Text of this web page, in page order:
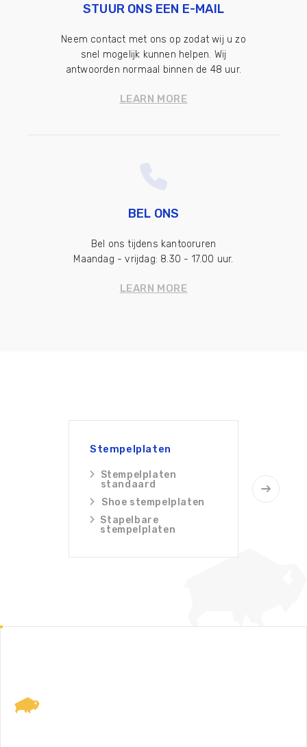
STUUR ONS EEN E-MAIL
Neem contact met ons op zodat wij u zo
snel mogelijk kunnen helpen. Wij
antwoorden normaal binnen de 48 uur.
LEARN MORE
BEL ONS
Bel ons tijdens kantooruren
Maandag - vrijdag: 8.30 - 17.00 uur.
LEARN MORE
Stempelplaten
Stempelplaten
standaard
Shoe stempelplaten
Stapelbare
stempelplaten